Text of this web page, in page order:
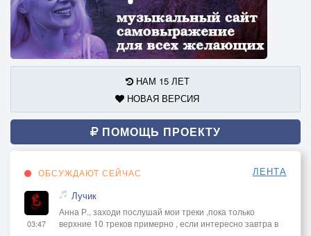
Принимай братков, столица!
Голь смекалкою сильна...
Ну-ка, парни и девицы!
Гармонист рванул трёхрядку:
Эй, народ, посторонись!
Энто да! Вот энто жисть!
Убираются злодеи
Вон из нашего села.
НАМ 15 ЛЕТ
НОВАЯ ВЕРСИЯ
ПОМОЩЬ ПРОЕКТУ
ОБСУЖДАЮТ СЕЙЧАС ЛЕНТА
03:47
Лучик
Анна Р., заходи послушай мои треки ,пока только
верхние 10 треков примерно , если интересно завтра в